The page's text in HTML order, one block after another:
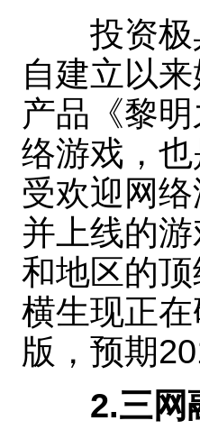
投资极具
自建立以
产品《黎
络游戏，
受欢迎网
并上线的
和地区的
横生现正
版，预期
2.三网